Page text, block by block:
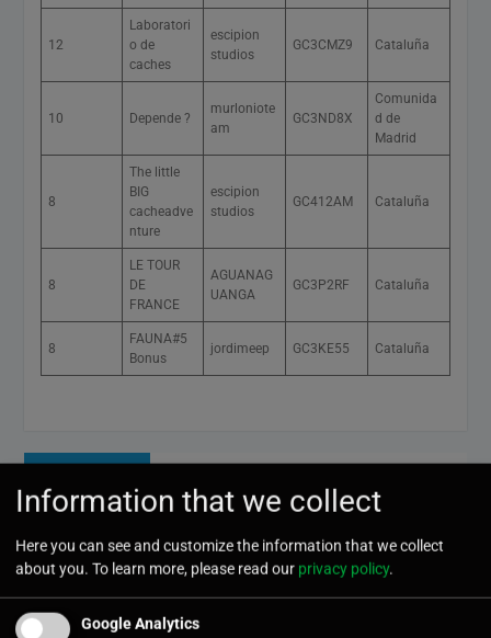
12
Laboratori
o de
caches
escipion
studios
GC3CMZ9 Cataluña
10 Depende ?
murloniote
am
GC3ND8X
Comunida
d de
Madrid
8
The little
BIG
cacheadve
nture
escipion
studios
GC412AM Cataluña
8
LE TOUR
DE
FRANCE
AGUANAG
UANGA
GC3P2RF Cataluña
8
FAUNA#5
Bonus
jordimeep GC3KE55 Cataluña
Navegación
de
entradas
Entrada
anterior:
Siguiente
Entrada
siguiente:
Guía visual para publicar un caché
con todos los pasos
Information that we collect
Here you can see and customize the information that we collect
about you. To learn more, please read our privacy policy.
Google Analytics